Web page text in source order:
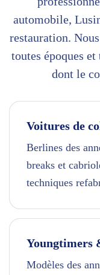
automobile,
restauration.
toutes époques
dont le
Voitures de
Berlines des
breaks et
techniques
Youngtimers
Modèles des